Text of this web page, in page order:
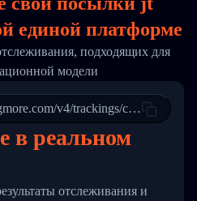
[
"2017-03-08 04: 22: 00",
"Departed
"2017-03-06 15:28:00",
"Shipment
"BEIJING-
единой платформе
подходящих для
модели
v4/trackings/create
в реальном
отслеживания и